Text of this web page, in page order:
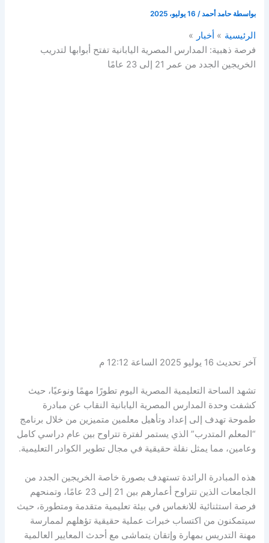
بواسطة حامد أحمد/ 16 يوليو، 2025
الرئيسية
أخبار
فرصة ذهبية: المدارس المصرية اليابانية تفتح أبوابها لتدريب
الخريجين الجدد من عمر 21 إلى 23 عامًا
آخر تحديث 16 يوليو 2025 الساعة 12:12 م
تشهد الساحة التعليمية المصرية اليوم تطورًا مهمًا ونوعيًا، حيث
كشفت وحدة المدارس المصرية اليابانية النقاب عن مبادرة
طموحة تهدف إلى إعداد وتأهيل معلمين متميزين من خلال برنامج
“المعلم المتدرب” الذي يستمر لفترة تتراوح بين عام دراسي كامل
وعامين، مما يمثل نقلة حقيقية في مجال تطوير الكوادر التعليمية.
هذه المبادرة الرائدة تستهدف بصورة خاصة الخريجين الجدد من
الجامعات الذين تتراوح أعمارهم بين 21 إلى 23 عامًا، وتمنحهم
فرصة استثنائية للانغماس في بيئة تعليمية متقدمة ومتطورة، حيث
سيتمكنون من اكتساب خبرات عملية حقيقية تؤهلهم لممارسة
مهنة التدريس بمهارة وإتقان يتماشى مع أحدث المعايير العالمية